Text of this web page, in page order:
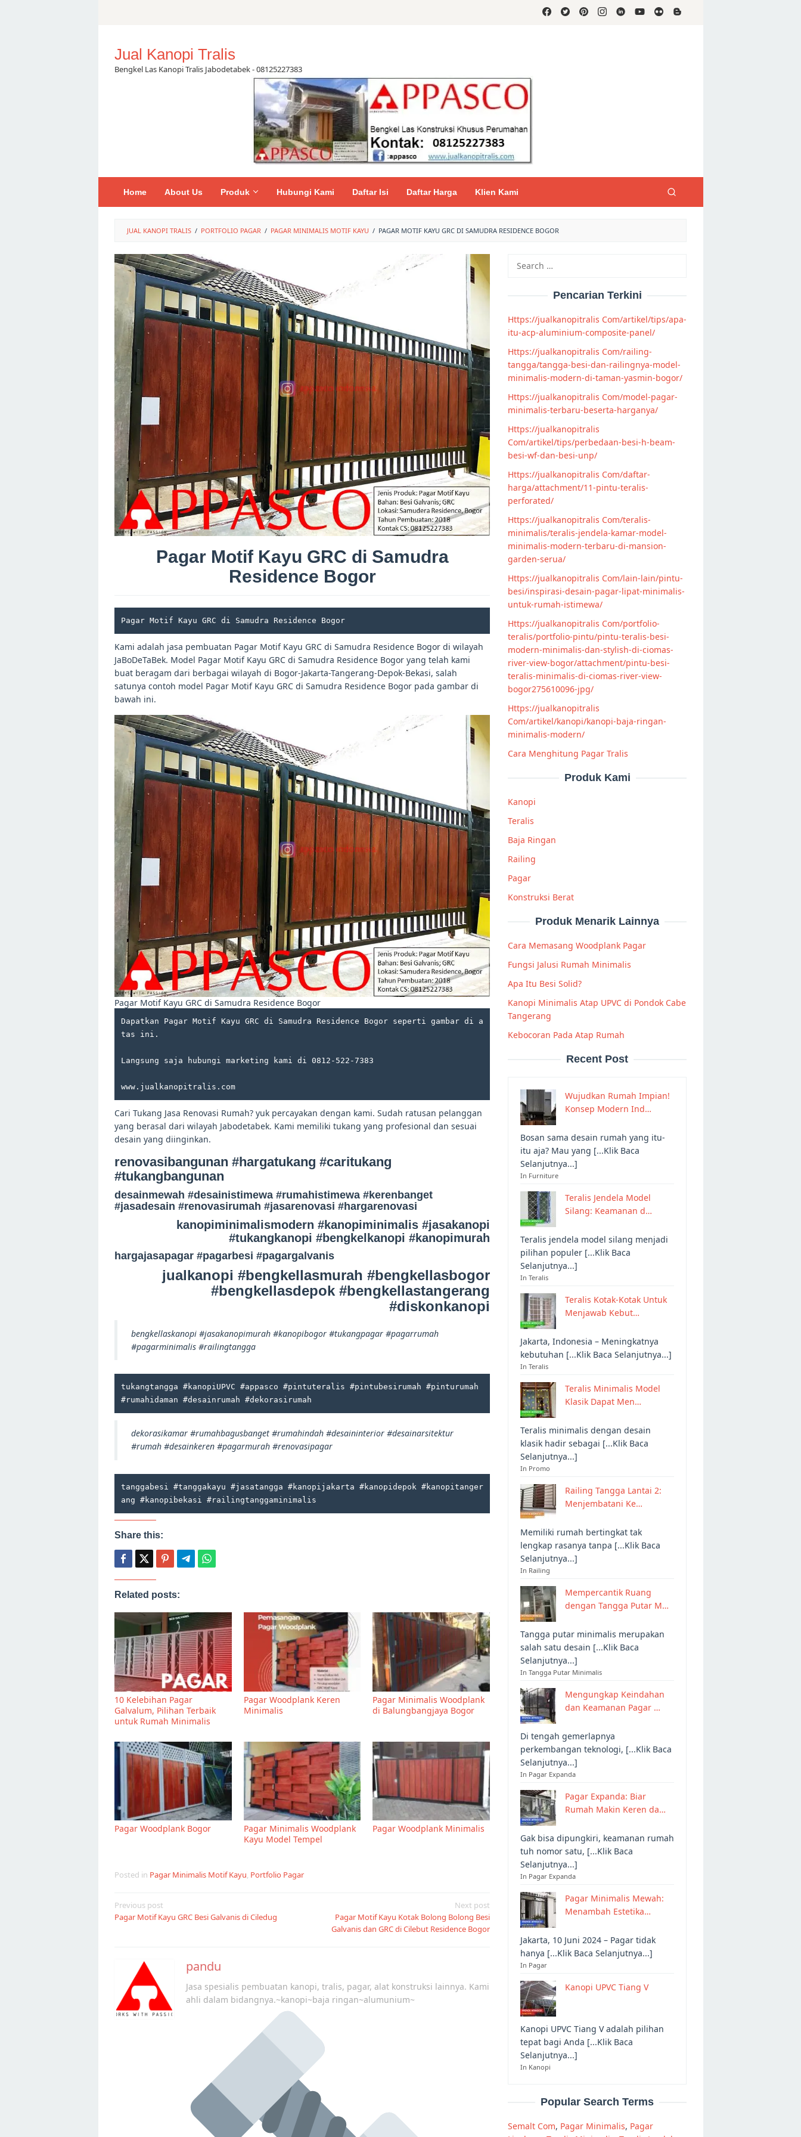
Jual Kanopi Tralis
Bengkel Las Kanopi Tralis Jabodetabek - 08125227383
Home About Us Produk Hubungi Kami Daftar Isi Daftar Harga Klien Kami
JUAL KANOPI TRALIS / PORTFOLIO PAGAR / PAGAR MINIMALIS MOTIF KAYU / PAGAR MOTIF KAYU GRC DI SAMUDRA RESIDENCE BOGOR
Pagar Motif Kayu GRC di Samudra
Residence Bogor
Pagar Motif Kayu GRC di Samudra Residence Bogor
Kami adalah jasa pembuatan Pagar Motif Kayu GRC di Samudra Residence Bogor di wilayah
JaBoDeTaBek. Model Pagar Motif Kayu GRC di Samudra Residence Bogor yang telah kami
buat beragam dari berbagai wilayah di Bogor-Jakarta-Tangerang-Depok-Bekasi, salah
satunya contoh model Pagar Motif Kayu GRC di Samudra Residence Bogor pada gambar di
bawah ini.
Pagar Motif Kayu GRC di Samudra Residence Bogor
Dapatkan Pagar Motif Kayu GRC di Samudra Residence Bogor seperti gambar di a
tas ini.
Langsung saja hubungi marketing kami di 0812-522-7383
www.jualkanopitralis.com
Cari Tukang Jasa Renovasi Rumah? yuk percayakan dengan kami. Sudah ratusan pelanggan
yang berasal dari wilayah Jabodetabek. Kami memiliki tukang yang profesional dan sesuai
desain yang diinginkan.
renovasibangunan #hargatukang #caritukang
#tukangbangunan
desainmewah #desainistimewa #rumahistimewa #kerenbanget
#jasadesain #renovasirumah #jasarenovasi #hargarenovasi
kanopiminimalismodern #kanopiminimalis #jasakanopi
#tukangkanopi #bengkelkanopi #kanopimurah
hargajasapagar #pagarbesi #pagargalvanis
jualkanopi #bengkellasmurah #bengkellasbogor
#bengkellasdepok #bengkellastangerang
#diskonkanopi
bengkellaskanopi #jasakanopimurah #kanopibogor #tukangpagar #pagarrumah
#pagarminimalis #railingtangga
tukangtangga #kanopiUPVC #appasco #pintuteralis #pintubesirumah #pinturumah
#rumahidaman #desainrumah #dekorasirumah
dekorasikamar #rumahbagusbanget #rumahindah #desaininterior #desainarsitektur
#rumah #desainkeren #pagarmurah #renovasipagar
tanggabesi #tanggakayu #jasatangga #kanopijakarta #kanopidepok #kanopitanger
ang #kanopibekasi #railingtanggaminimalis
Share this:
Related posts:
10 Kelebihan Pagar
Galvalum, Pilihan Terbaik
untuk Rumah Minimalis
Pagar Woodplank Keren
Minimalis
Pagar Minimalis Woodplank
di Balungbangjaya Bogor
Pagar Woodplank Bogor
Pagar Minimalis Woodplank
Kayu Model Tempel
Pagar Woodplank Minimalis
Posted in Pagar Minimalis Motif Kayu, Portfolio Pagar
Post
navigation
Previous post
Pagar Motif Kayu GRC Besi Galvanis di Ciledug
Next post
Pagar Motif Kayu Kotak Bolong Bolong Besi
Galvanis dan GRC di Cilebut Residence Bogor
pandu
Jasa spesialis pembuatan kanopi, tralis, pagar, alat konstruksi lainnya. Kami
ahli dalam bidangnya.~kanopi~baja ringan~alumunium~
for:
Pencarian Terkini
Https://jualkanopitralis Com/artikel/tips/apa-
itu-acp-aluminium-composite-panel/
Https://jualkanopitralis Com/railing-
tangga/tangga-besi-dan-railingnya-model-
minimalis-modern-di-taman-yasmin-bogor/
Https://jualkanopitralis Com/model-pagar-
minimalis-terbaru-beserta-harganya/
Https://jualkanopitralis
Com/artikel/tips/perbedaan-besi-h-beam-
besi-wf-dan-besi-unp/
Https://jualkanopitralis Com/daftar-
harga/attachment/11-pintu-teralis-
perforated/
Https://jualkanopitralis Com/teralis-
minimalis/teralis-jendela-kamar-model-
minimalis-modern-terbaru-di-mansion-
garden-serua/
Https://jualkanopitralis Com/lain-lain/pintu-
besi/inspirasi-desain-pagar-lipat-minimalis-
untuk-rumah-istimewa/
Https://jualkanopitralis Com/portfolio-
teralis/portfolio-pintu/pintu-teralis-besi-
modern-minimalis-dan-stylish-di-ciomas-
river-view-bogor/attachment/pintu-besi-
teralis-minimalis-di-ciomas-river-view-
bogor275610096-jpg/
Https://jualkanopitralis
Com/artikel/kanopi/kanopi-baja-ringan-
minimalis-modern/
Cara Menghitung Pagar Tralis
Produk Kami
Kanopi
Teralis
Baja Ringan
Railing
Pagar
Konstruksi Berat
Produk Menarik Lainnya
Cara Memasang Woodplank Pagar
Fungsi Jalusi Rumah Minimalis
Apa Itu Besi Solid?
Kanopi Minimalis Atap UPVC di Pondok Cabe
Tangerang
Kebocoran Pada Atap Rumah
Recent Post
Wujudkan Rumah Impian!
Konsep Modern Ind…
Bosan sama desain rumah yang itu-
itu aja? Mau yang [...Klik Baca
Selanjutnya...]
In Furniture
Teralis Jendela Model
Silang: Keamanan d…
Teralis jendela model silang menjadi
pilihan populer [...Klik Baca
Selanjutnya...]
In Teralis
Teralis Kotak-Kotak Untuk
Menjawab Kebut…
Jakarta, Indonesia – Meningkatnya
kebutuhan [...Klik Baca Selanjutnya...]
In Teralis
Teralis Minimalis Model
Klasik Dapat Men…
Teralis minimalis dengan desain
klasik hadir sebagai [...Klik Baca
Selanjutnya...]
In Promo
Railing Tangga Lantai 2:
Menjembatani Ke…
Memiliki rumah bertingkat tak
lengkap rasanya tanpa [...Klik Baca
Selanjutnya...]
In Railing
Mempercantik Ruang
dengan Tangga Putar M…
Tangga putar minimalis merupakan
salah satu desain [...Klik Baca
Selanjutnya...]
In Tangga Putar Minimalis
Mengungkap Keindahan
dan Keamanan Pagar …
Di tengah gemerlapnya
perkembangan teknologi, [...Klik Baca
Selanjutnya...]
In Pagar Expanda
Pagar Expanda: Biar
Rumah Makin Keren da…
Gak bisa dipungkiri, keamanan rumah
tuh nomor satu, [...Klik Baca
Selanjutnya...]
In Pagar Expanda
Pagar Minimalis Mewah:
Menambah Estetika…
Jakarta, 10 Juni 2024 – Pagar tidak
hanya [...Klik Baca Selanjutnya...]
In Pagar
Kanopi UPVC Tiang V
Kanopi UPVC Tiang V adalah pilihan
tepat bagi Anda [...Klik Baca
Selanjutnya...]
In Kanopi
Popular Search Terms
Semalt Com, Pagar Minimalis, Pagar